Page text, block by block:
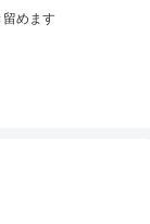
留めます